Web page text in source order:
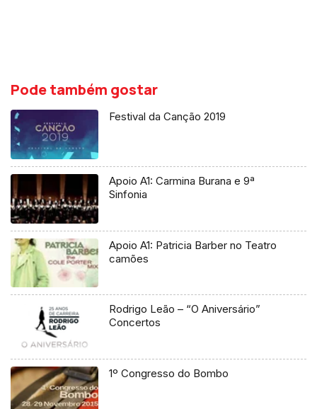
Pode também gostar
Festival da Canção 2019
Apoio A1: Carmina Burana e 9ª
Sinfonia
Apoio A1: Patricia Barber no Teatro
camões
Rodrigo Leão – “O Aniversário”
Concertos
1º Congresso do Bombo